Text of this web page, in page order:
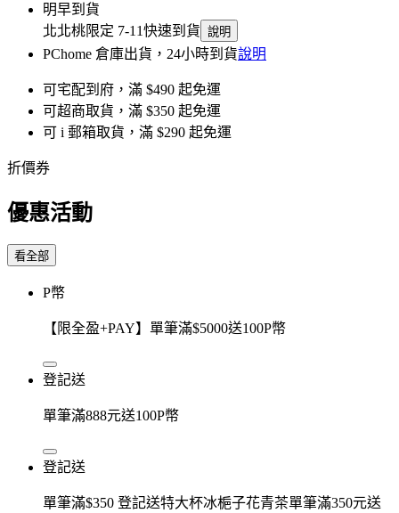
明早到貨
北北桃限定 7-11快速到貨 說明
PChome 倉庫出貨，24小時到貨說明
可宅配到府，滿 $490 起免運
可超商取貨，滿 $350 起免運
可 i 郵箱取貨，滿 $290 起免運
折價券
優惠活動
看全部
P幣
【限全盈+PAY】單筆滿$5000送100P幣
登記送
單筆滿888元送100P幣
登記送
單筆滿$350 登記送特大杯冰梔子花青茶單筆滿350元送